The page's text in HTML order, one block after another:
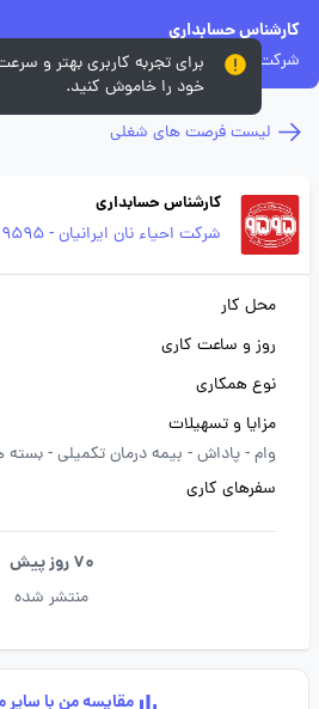
کارشناس حسابداری
شرکت احیاء نان ایرانیان - 9595
لیست فرصت های شغلی
کارشناس حسابداری
شرکت احیاء نان ایرانیان - 9595
محل کار
روز و ساعت کاری
نوع همکاری
مزایا و تسهیلات
وام -پاداش - بیمه درمان تکمیلی -بسته
سفرهای کاری
70 روز پیش
منتشر شده
مقایسه من با سایر
خود را خاموش کنید.